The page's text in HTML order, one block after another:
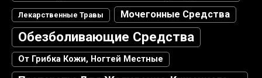
Лекарственные Травы Мочегонные Средства
Обезболивающие Средства
От Грибка Кожи, Ногтей Местные